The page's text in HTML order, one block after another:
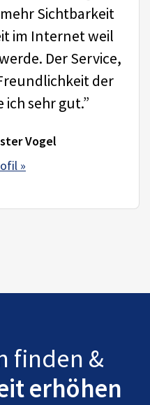
Sichtbarkeit
im Internet weil
Der Service,
der
sehr gut.”
Vogel
»
finden &
erhöhen